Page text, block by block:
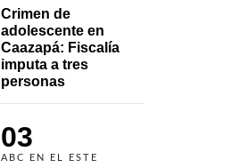
Crimen de
adolescente en
Caazapá: Fiscalía
imputa a tres
personas
03
ABC EN EL ESTE